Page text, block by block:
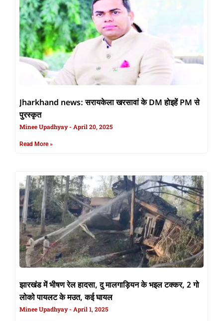
Jharkhand news: सरायकेला खरसावां के DM होइहें PM से
पुरस्कृत
Minee Upadhyay April 20, 2025
Read More »
झारखंड में भीषण रेल हादसा, दु मालगाड़ियन के भइल टक्कर, 2 गो
लोको पायलट के मउत, कई घायल
Minee Upadhyay April 1, 2025